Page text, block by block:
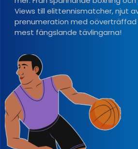
Views till elittennismatcher, njut
prenumeration med oöverträffad
mest fängslande tävlingarna!